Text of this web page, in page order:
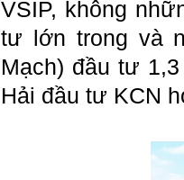
VSIP, không
tư lớn trong và
Mạch) đầu tư
Hải đầu tư KCN